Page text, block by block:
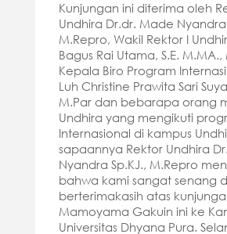
Kunjungan ini diterima oleh
Undhira Dr.dr. Made
M.Repro, Wakil Rektor I
Bagus Rai Utama, S.E. M.MA.,
Kepala Biro Program
Luh Christine Prawita Sari
M.Par dan bebarapa orang
Undhira yang mengikuti
Internasional di kampus
sapaannya Rektor Undhira
Nyandra Sp.KJ., M.Repro
bahwa kami sangat senang
berterimakasih atas
Mamoyama Gakuin ini ke
Universitas Dhyana Pura.